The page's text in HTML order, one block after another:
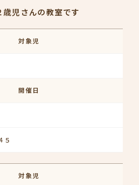
歳児さんの教室です
対象児
開催日
５
対象児